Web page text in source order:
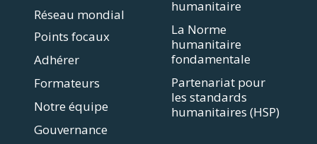
Réseau mondial
Points focaux
Adhérer
Formateurs
Notre équipe
Gouvernance
humanitaire
La Norme
humanitaire
fondamentale
Partenariat pour
les standards
humanitaires (HSP)